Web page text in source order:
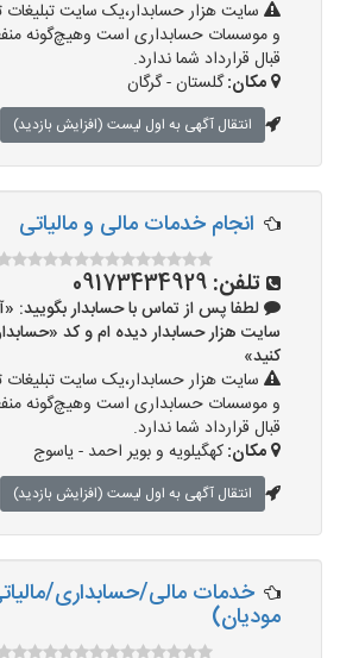
سایت هزار حسابدار،یک سایت
و موسسات حسابداری است وهیچ‌گونه
قبال قرارداد شما ندارد.
مکان:گلستان - گرگان
انتقال آگهی به اول لیست (افزایش بازدید)
انجام خدمات مالی و مالیاتی
تلفن: 09173434929
لطفا پس از تماس با حسابدار بگویید:
کنید»
سایت هزار حسابدار،یک سایت
و موسسات حسابداری است وهیچ‌گونه
قبال قرارداد شما ندارد.
مکان:کهگیلویه و بویر احمد - یاسوج
انتقال آگهی به اول لیست (افزایش بازدید)
خدمات مالی/حسابداری/
مودیان)